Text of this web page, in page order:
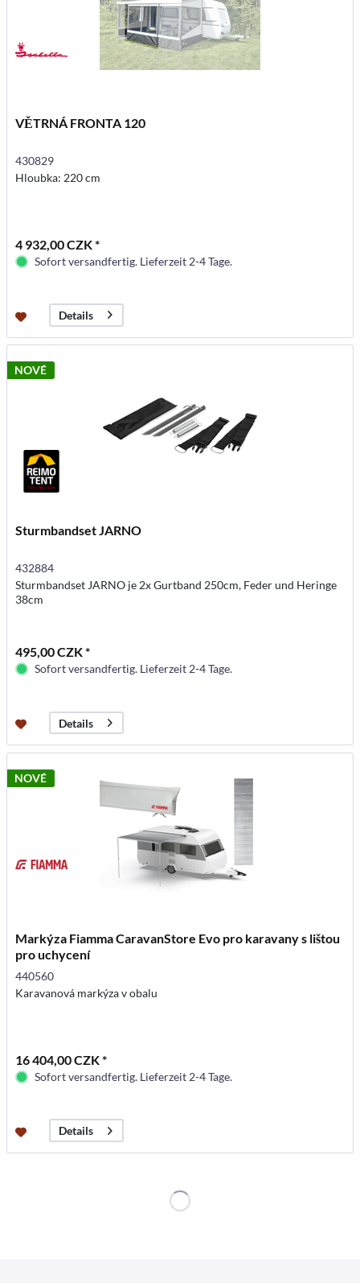
VĚTRNÁ FRONTA 120
430829
Hloubka: 220 cm
4 932,00 CZK *
Sofort versandfertig. Lieferzeit 2-4 Tage.
Details
NOVÉ
Sturmbandset JARNO
432884
Sturmbandset JARNO je 2x Gurtband 250cm, Feder und Heringe
38cm
495,00 CZK *
Sofort versandfertig. Lieferzeit 2-4 Tage.
Details
NOVÉ
Markýza Fiamma CaravanStore Evo pro karavany s lištou
pro uchycení
440560
Karavanová markýza v obalu
16 404,00 CZK *
Sofort versandfertig. Lieferzeit 2-4 Tage.
Details